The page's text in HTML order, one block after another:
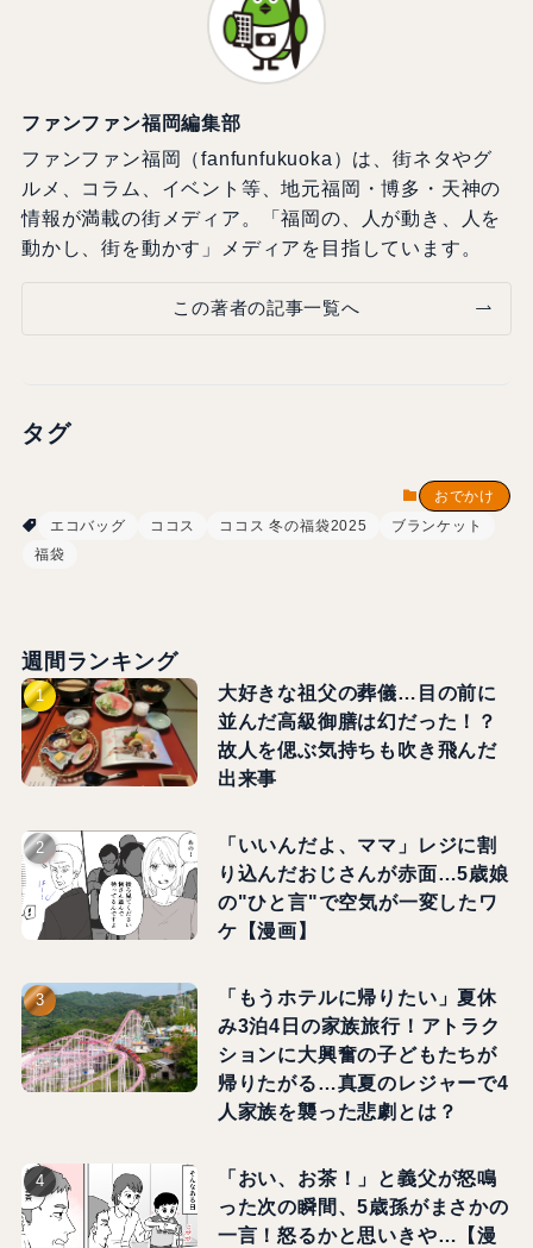
ファンファン福岡編集部
ファンファン福岡（fanfunfukuoka）は、街ネタやグ
ルメ、コラム、イベント等、地元福岡・博多・天神の
情報が満載の街メディア。「福岡の、人が動き、人を
動かし、街を動かす」メディアを目指しています。
この著者の記事一覧へ
タグ
おでかけ
エコバッグ
ココス ココス 冬の福袋2025
ブランケット
福袋
週間ランキング
大好きな祖父の葬儀…目の前に
並んだ高級御膳は幻だった！？
故人を偲ぶ気持ちも吹き飛んだ
出来事
「いいんだよ、ママ」レジに割
り込んだおじさんが赤面…5歳娘
の"ひと言"で空気が一変したワ
ケ【漫画】
「もうホテルに帰りたい」夏休
み3泊4日の家族旅行！アトラク
ションに大興奮の子どもたちが
帰りたがる…真夏のレジャーで4
人家族を襲った悲劇とは？
「おい、お茶！」と義父が怒鳴
った次の瞬間、5歳孫がまさかの
一言！怒るかと思いきや…【漫